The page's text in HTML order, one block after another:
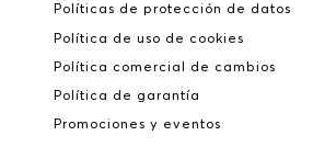
Políticas de protección de datos
Política de uso de cookies
Política comercial de cambios
Política de garantía
Promociones y eventos